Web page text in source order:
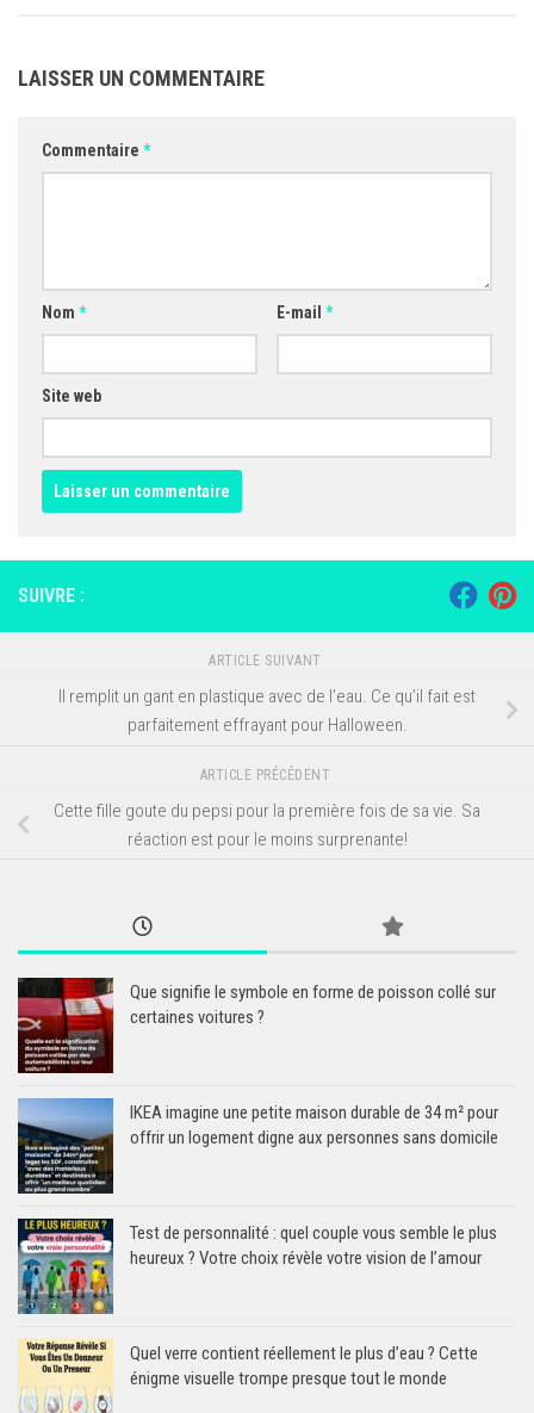
LAISSER UN COMMENTAIRE
Commentaire *
Nom * E-mail *
Site web
SUIVRE :
ARTICLE SUIVANT
Il remplit un gant en plastique avec de l’eau. Ce qu’il fait est
parfaitement effrayant pour Halloween.
ARTICLE PRÉCÉDENT
Cette fille goute du pepsi pour la première fois de sa vie. Sa
réaction est pour le moins surprenante!
Que signifie le symbole en forme de poisson collé sur
certaines voitures ?
IKEA imagine une petite maison durable de 34 m² pour
offrir un logement digne aux personnes sans domicile
Test de personnalité : quel couple vous semble le plus
heureux ? Votre choix révèle votre vision de l’amour
Quel verre contient réellement le plus d’eau ? Cette
énigme visuelle trompe presque tout le monde